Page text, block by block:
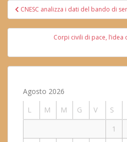
Navigazione
articoli
CNESC analizza i dati del bando di
Corpi civili di pace,
Agosto 2026
L
M M G V S
1